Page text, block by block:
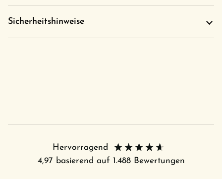
Sicherheitshinweise
Hervorragend
4,97 basierend auf 1.488Bewertungen